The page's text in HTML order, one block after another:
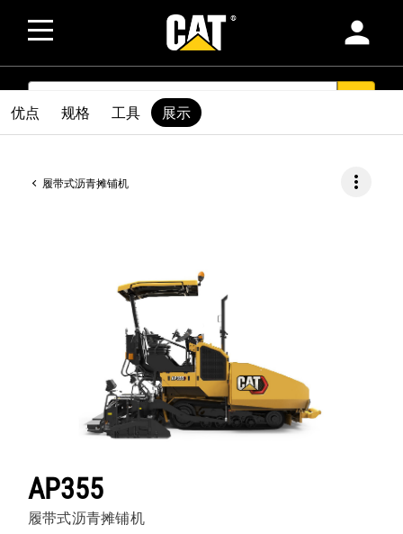
person
SEARCH
履带式沥青摊铺机 more_vert
AP355
履带式沥青摊铺机
优点 规格 工具 展示